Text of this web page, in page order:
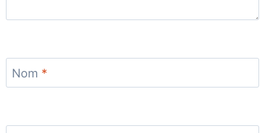
Nom *